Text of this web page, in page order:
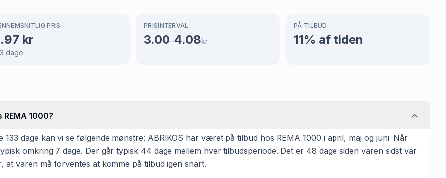
PRIS
kr
dage
PRISINTERVAL
3.00–4.08kr
PÅ TILBUD
11% af tiden
1000?
133 dage kan vi se følgende mønstre: ABRIKOS har været på tilbud hos REMA 1000 i april, maj og juni. Når
omkring 7 dage. Der går typisk 44 dage mellem hver tilbudsperiode. Det er 48 dage siden varen sidst var
at varen må forventes at komme på tilbud igen snart.